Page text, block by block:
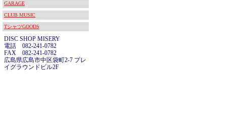
GARAGE
CLUB MUSIC
TシャツGOODS
DISC SHOP MISERY
電話 082-241-0782
FAX 082-241-0782
広島県広島市中区袋町2-7 プレ
イグラウンドビル2F